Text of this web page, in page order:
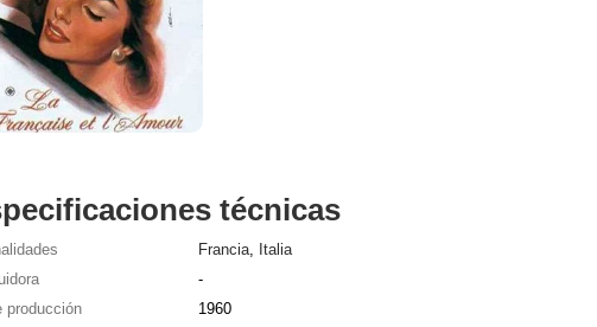
técnicas
Francia,
Italia
-
producción
1960